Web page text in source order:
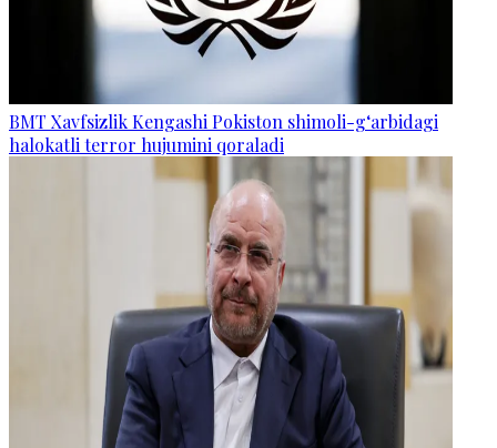
BMT Xavfsizlik Kengashi Pokiston shimoli-g‘arbidagi
halokatli terror hujumini qoraladi